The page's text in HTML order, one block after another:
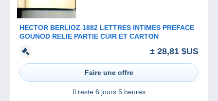
HECTOR BERLIOZ 1882 LETTRES INTIMES PREFACE
GOUNOD RELIE PARTIE CUIR ET CARTON
± 28,81 $US
Faire une offre
Il reste 6 jours 5 heures